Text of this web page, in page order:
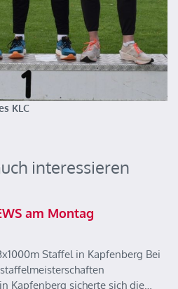
KLC
interessieren
am Montag
Staffel in Kapfenberg Bei
Kapfenberg sicherte sich die…